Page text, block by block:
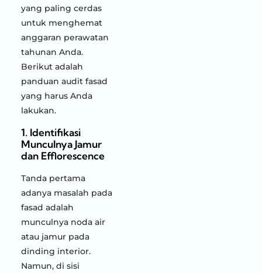
yang paling cerdas
untuk menghemat
anggaran perawatan
tahunan Anda.
Berikut adalah
panduan audit fasad
yang harus Anda
lakukan.
1. Identifikasi
Munculnya Jamur
dan Efflorescence
Tanda pertama
adanya masalah pada
fasad adalah
munculnya noda air
atau jamur pada
dinding interior.
Namun, di sisi